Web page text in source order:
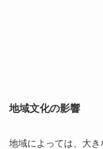
地域文化の影響
地域によっては、大